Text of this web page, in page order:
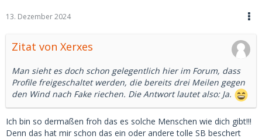
13. Dezember 2024
Zitat von Xerxes
Man sieht es doch schon gelegentlich hier im Forum, dass
Profile freigeschaltet werden, die bereits drei Meilen gegen
den Wind nach Fake riechen. Die Antwort lautet also: Ja.
Ich bin so dermaßen froh das es solche Menschen wie dich gibt!!!
Denn das hat mir schon das ein oder andere tolle SB beschert